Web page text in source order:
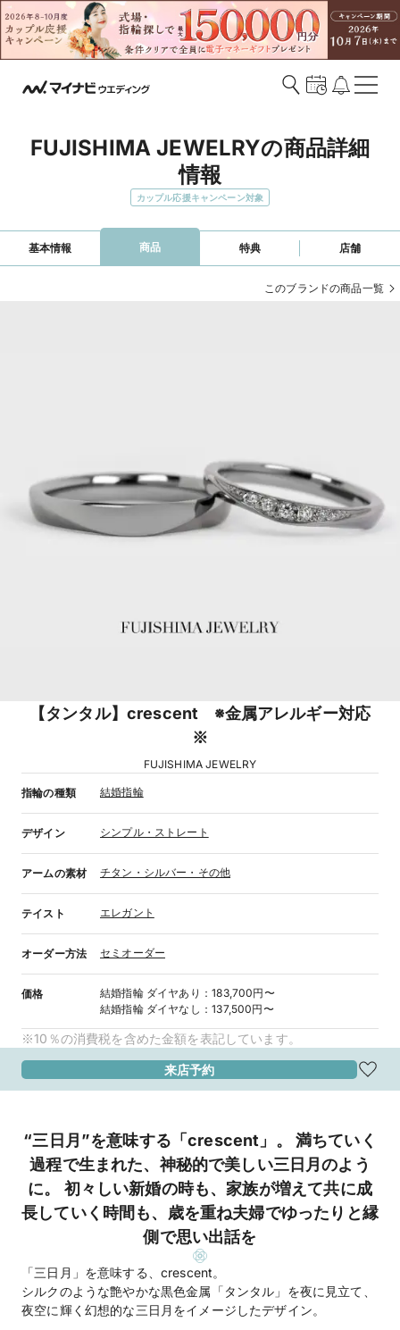
FUJISHIMA JEWELRYの商品詳細
情報
カップル応援キャンペーン対象
基本情報 商品 特典 店舗
このブランドの商品一覧
【タンタル】crescent ※金属アレルギー対応
※
FUJISHIMA JEWELRY
指輪の種類 結婚指輪
デザイン シンプル・ストレート
アームの素材 チタン・シルバー・その他
テイスト エレガント
オーダー方法 セミオーダー
価格 結婚指輪 ダイヤあり ：183,700円〜
結婚指輪 ダイヤなし ：137,500円〜
※10％の消費税を含めた金額を表記しています。
来店予約
“三日月”を意味する「crescent」。 満ちていく
過程で生まれた、神秘的で美しい三日月のよう
に。 初々しい新婚の時も、家族が増えて共に成
長していく時間も、歳を重ね夫婦でゆったりと縁
側で思い出話を
「三日月」を意味する、crescent。
シルクのような艶やかな黒色金属「タンタル」を夜に見立て、
夜空に輝く幻想的な三日月をイメージしたデザイン。